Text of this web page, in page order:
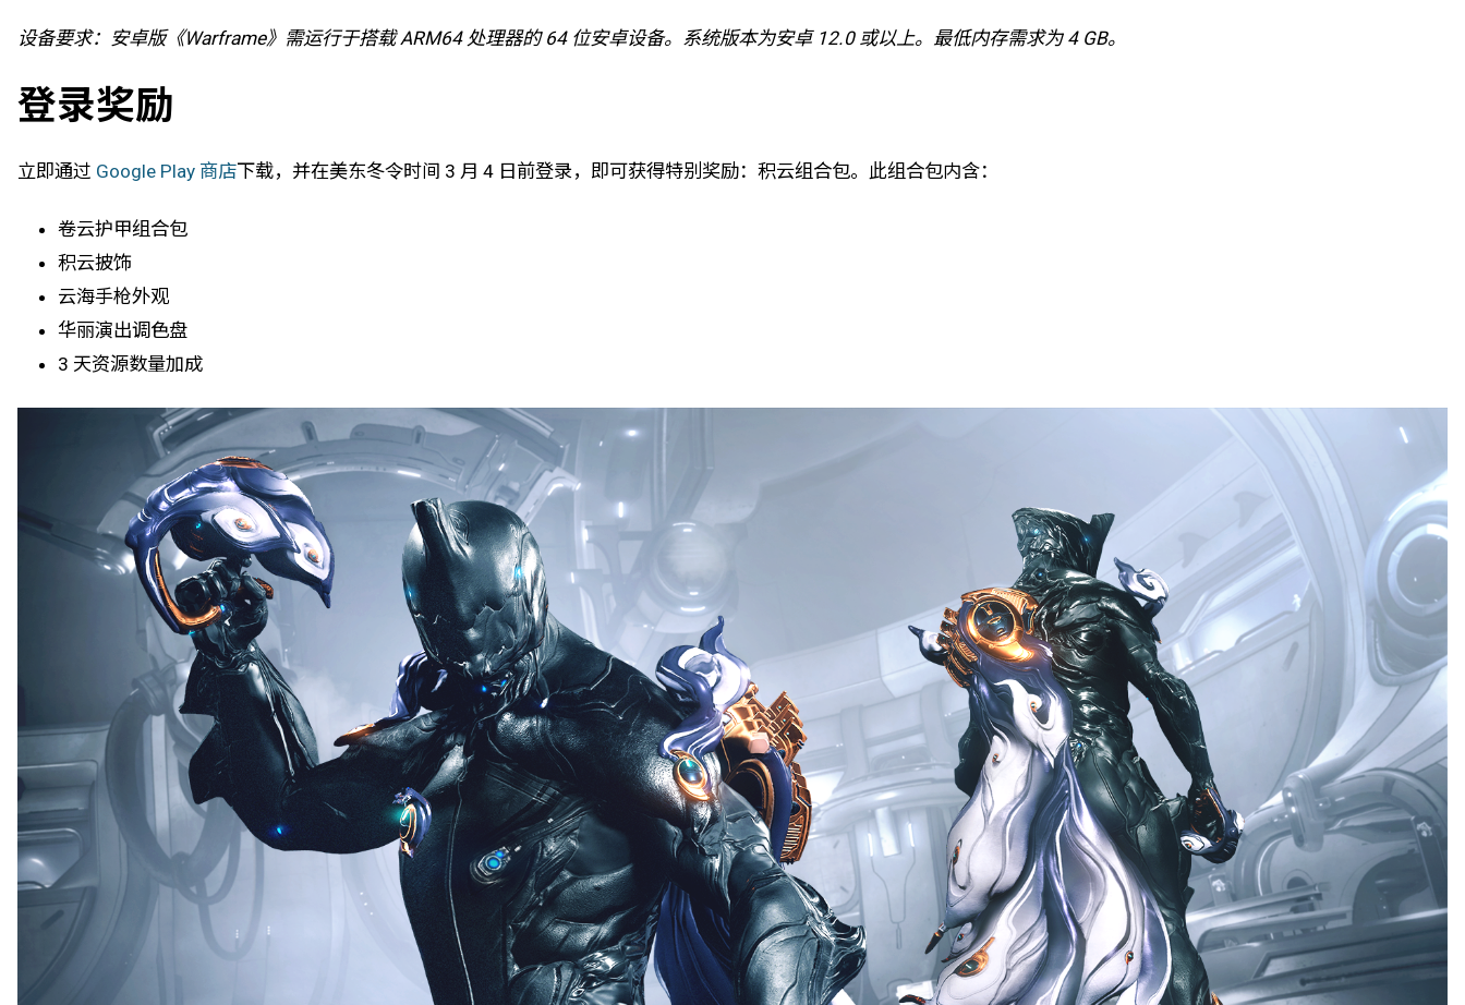
设备要求：安卓版《Warframe》需运行于搭载 ARM64 处理器的 64 位安卓设备。系统版本为安卓 12.0 或以上。最低内存需求为 4 GB。
登录奖励
立即通过 Google Play 商店下载，并在美东冬令时间 3 月 4 日前登录，即可获得特别奖励：积云组合包。此组合包内含：
卷云护甲组合包
积云披饰
云海手枪外观
华丽演出调色盘
3 天资源数量加成